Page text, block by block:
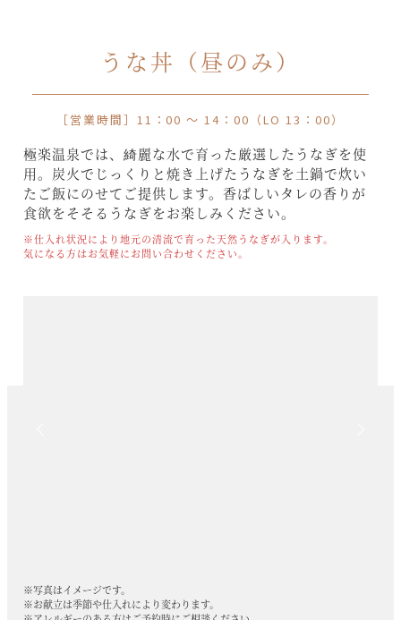
うな丼（昼のみ）
［営業時間］11：00 〜 14：00（LO 13：00）
極楽温泉では、綺麗な水で育った厳選したうなぎを使
用。炭火でじっくりと焼き上げたうなぎを土鍋で炊い
たご飯にのせてご提供します。香ばしいタレの香りが
食欲をそそるうなぎをお楽しみください。
※仕入れ状況により地元の清流で育った天然うなぎが入ります。
気になる方はお気軽にお問い合わせください。
※写真はイメージです。
※お献立は季節や仕入れにより変わります。